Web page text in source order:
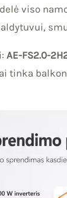
viso
AE-FS2.0-
tinka